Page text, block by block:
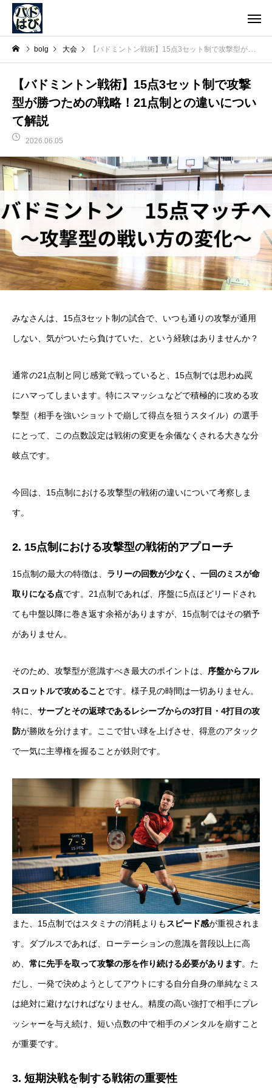
bolg 大会 【バドミントン戦術】15点3セット制で攻撃型が勝つための戦略！21点制との違いについて解説
【バドミントン戦術】15点3セット制で攻撃
型が勝つための戦略！21点制との違いについ
て解説
2026.06.05
みなさんは、15点3セット制の試合で、いつも通りの攻撃が通用
しない、気がついたら負けていた、という経験はありませんか？
通常の21点制と同じ感覚で戦っていると、15点制では思わぬ罠
にハマってしまいます。特にスマッシュなどで積極的に攻める攻
撃型（相手を強いショットで崩して得点を狙うスタイル）の選手
にとって、この点数設定は戦術の変更を余儀なくされる大きな分
岐点です。
今回は、15点制における攻撃型の戦術の違いについて考察しま
す。
2. 15点制における攻撃型の戦術的アプローチ
15点制の最大の特徴は、 ラリーの回数が少なく、一回のミスが命
取りになる点です。21点制であれば、序盤に5点ほどリードされ
ても中盤以降に巻き返す余裕がありますが、15点制ではその猶予
がありません。
そのため、攻撃型が意識すべき最大のポイントは、 序盤からフル
スロットルで攻めることです。様子見の時間は一切ありません。
特に、 サーブとその返球であるレシーブからの3打目・4打目の攻
防が勝敗を分けます。ここで甘い球を上げさせ、得意のアタック
で一気に主導権を握ることが鉄則です。
また、15点制ではスタミナの消耗よりも スピード感が重視されま
す。ダブルスであれば、ローテーションの意識を普段以上に高
め、 常に先手を取って攻撃の形を作り続ける必要があります。た
だし、一発で決めようとしてアウトにする自分自身の単純なミス
は絶対に避けなければなりません。精度の高い強打で相手にプレ
ッシャーを与え続け、短い点数の中で相手のメンタルを崩すこと
が重要です。
3. 短期決戦を制する戦術の重要性